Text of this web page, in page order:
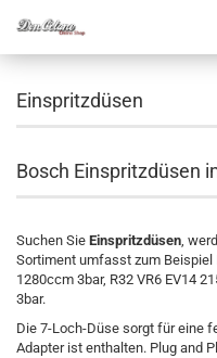
Einspritzdüsen
Bosch Einspritzdüsen
Suchen Sie Einspritzdüsen,
Sortiment umfasst zum Beispiel
1280ccm 3bar, R32 VR6 EV14
3bar.
Die 7-Loch-Düse sorgt für eine
Adapter ist enthalten. Plug and